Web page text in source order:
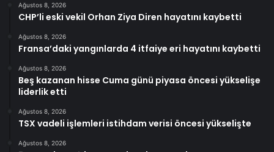
Ağustos 8, 2026
CHP’li eski vekil Orhan Ziya Diren hayatını kaybetti
Ağustos 8, 2026
Fransa’daki yangınlarda 4 itfaiye eri hayatını kaybetti
Ağustos 8, 2026
Beş kazanan hisse Cuma günü piyasa öncesi yükselişe
liderlik etti
Ağustos 8, 2026
TSX vadeli işlemleri istihdam verisi öncesi yükselişte
Ağustos 8, 2026